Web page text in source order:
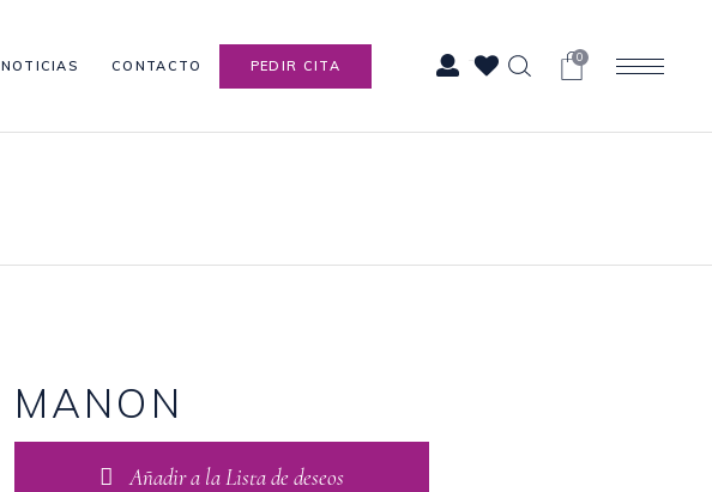
NOTICIAS CONTACTO PEDIR CITA 0
MANON
Añadir a la Lista de deseos